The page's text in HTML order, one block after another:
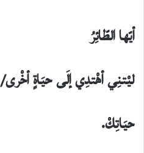
أيّها الطّائِرُ
ليْتنِي أهْتدِي إلَى حيَاةٍ أخْرى/
حيَاتِكْ.